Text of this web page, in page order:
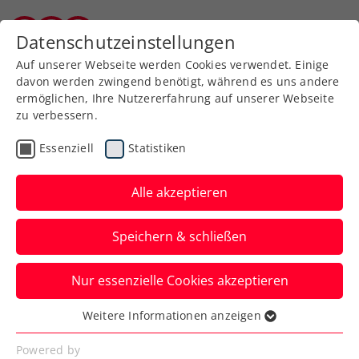
Zurück zur Newsübersicht
Turniere
ÖTV-Senioren-
Hallenmeisterschaften
2025: Topturnier erneut
im Colony Club
Am Dienstag, 28. Jänner, um 20:00 Uhr ist
diesmal gleichzeitig Nennschluss für alle
Altersklassen.
Datenschutzeinstellungen
Auf unserer Webseite werden Cookies verwendet. Einige
davon werden zwingend benötigt, während es uns andere
ermöglichen, Ihre Nutzererfahrung auf unserer Webseite
zu verbessern.
Essenziell Statistiken
Alle akzeptieren
Speichern & schließen
Nur essenzielle Cookies akzeptieren
Essenziell
Essenzielle Cookies werden für grundlegende
Weitere Informationen anzeigen
Powered by